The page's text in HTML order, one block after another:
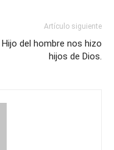
Artículo siguiente
Hijo del hombre nos hizo
hijos de Dios.